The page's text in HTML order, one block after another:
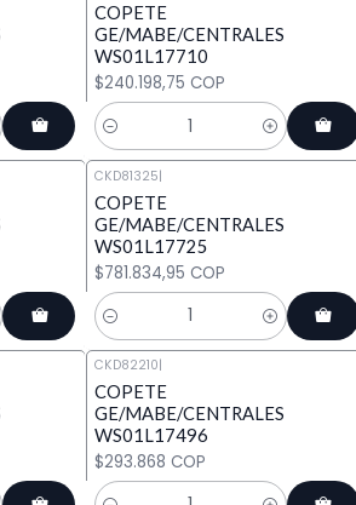
COPETE
GE/MABE/CENTRALES
WS01L17710
$240.198,75 COP
Cantidad
CKD81325|
COPETE
GE/MABE/CENTRALES
WS01L17725
$781.834,95 COP
Cantidad
CKD82210|
COPETE
GE/MABE/CENTRALES
WS01L17496
$293.868 COP